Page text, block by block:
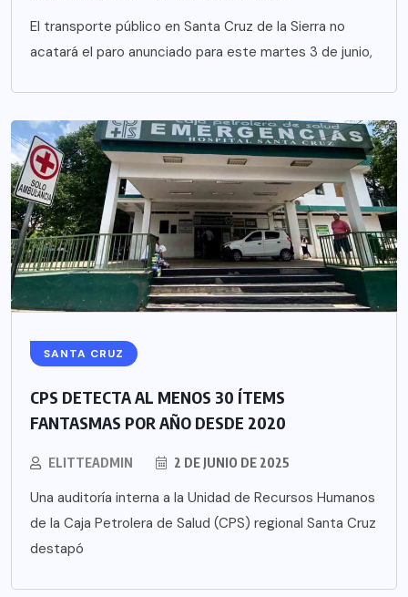
El transporte público en Santa Cruz de la Sierra no
acatará el paro anunciado para este martes 3 de junio,
SANTA CRUZ
CPS DETECTA AL MENOS 30 ÍTEMS
FANTASMAS POR AÑO DESDE 2020
ELITTEADMIN 2 DE JUNIO DE 2025
Una auditoría interna a la Unidad de Recursos Humanos
de la Caja Petrolera de Salud (CPS) regional Santa Cruz
destapó